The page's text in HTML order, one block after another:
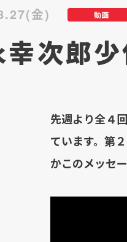
動画
金)
幸次郎
先週より全４
ています。第
かこのメッセ